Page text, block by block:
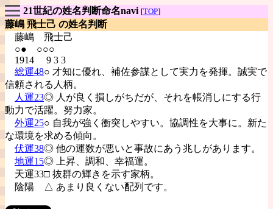
21世紀の姓名判断命名navi [TOP]
藤嶋 飛士己 の姓名判断
藤嶋 飛士己
○● ○○○
1914 9 3 3
総運48○ 才知に優れ、補佐参謀として実力を発揮。誠実で
信頼される人柄。
人運23◎ 人が良く損しがちだが、それを帳消しにする行
動力で活躍。努力家。
外運25○ 自我が強く衝突しやすい。協調性を大事に。新た
な環境を求める傾向。
伏運38◎ 他の運数が悪いと事故にあう兆しがあります。
地運15◎ 上昇、調和、幸福運。
天運33□ 抜群の輝きを示す家柄。
陰陽
△ あまり良くない配列です。